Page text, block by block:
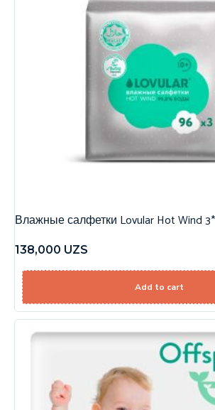
Влажные салфетки Lovular Hot Wind
138,000 UZS
Add to cart